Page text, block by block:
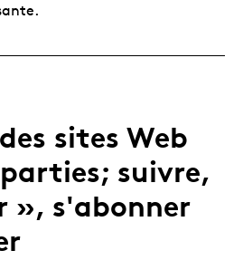
sites Web
suivre,
», s'abonner